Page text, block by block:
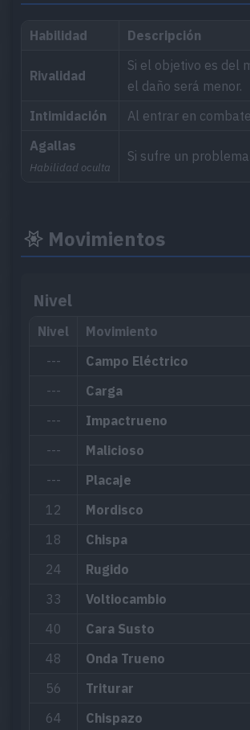
Habilidad Descripción
Rivalidad
Si el objetivo es del
el daño será menor.
Intimidación
Al entrar en
Agallas
Habilidad oculta
Si sufre un
Movimientos
Nivel
Nivel Movimiento
---
Campo Eléctrico
---
Carga
---
Impactrueno
---
Malicioso
---
Placaje
12
Mordisco
18
Chispa
24
Rugido
33
Voltiocambio
40
Cara Susto
48
Onda Trueno
56
Triturar
64
Chispazo